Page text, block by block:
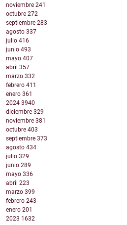
noviembre 241
octubre 272
septiembre 283
agosto 337
julio 416
junio 493
mayo 407
abril 357
marzo 332
febrero 411
enero 361
2024 3940
diciembre 329
noviembre 381
octubre 403
septiembre 373
agosto 434
julio 329
junio 289
mayo 336
abril 223
marzo 399
febrero 243
enero 201
2023 1632